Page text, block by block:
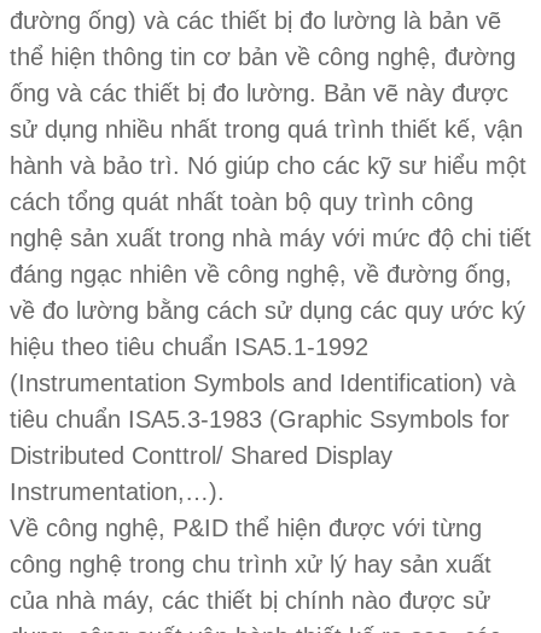
đường ống) và các thiết bị đo lường là bản vẽ
thể hiện thông tin cơ bản về công nghệ, đường
ống và các thiết bị đo lường. Bản vẽ này được
sử dụng nhiều nhất trong quá trình thiết kế, vận
hành và bảo trì. Nó giúp cho các kỹ sư hiểu một
cách tổng quát nhất toàn bộ quy trình công
nghệ sản xuất trong nhà máy với mức độ chi tiết
đáng ngạc nhiên về công nghệ, về đường ống,
về đo lường bằng cách sử dụng các quy ước ký
hiệu theo tiêu chuẩn ISA5.1-1992
(Instrumentation Symbols and Identification) và
tiêu chuẩn ISA5.3-1983 (Graphic Ssymbols for
Distributed Conttrol/ Shared Display
Instrumentation,…).
Về công nghệ, P&ID thể hiện được với từng
công nghệ trong chu trình xử lý hay sản xuất
của nhà máy, các thiết bị chính nào được sử